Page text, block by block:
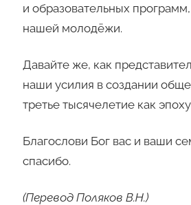
и образовательных
нашей молодёжи.
Давайте же, как
наши усилия в создании
третье тысячелетие как
Благослови Бог вас и ваши
спасибо.
(Перевод Поляков В.Н.)